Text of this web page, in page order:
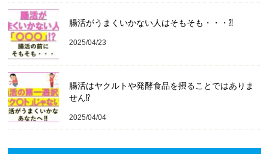
腸活がうまくいかない人はそもそも・・・⁈
2025/04/23
腸活はヤクルトや発酵食品を摂ることではありま
せん⁉️
2025/04/04